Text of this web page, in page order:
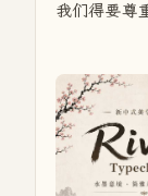
我们得要尊